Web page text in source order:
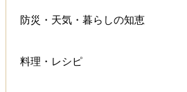
防災・天気・暮らしの知恵
料理・レシピ